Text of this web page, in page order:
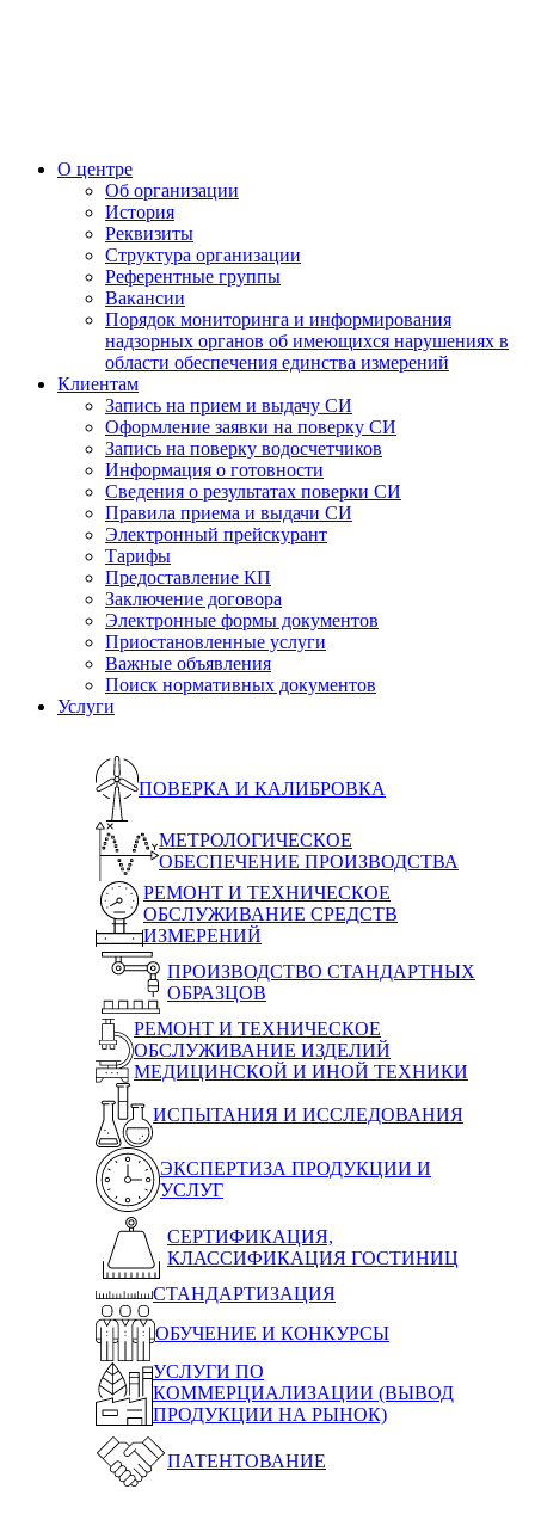
О центре
Об организации
История
Реквизиты
Структура организации
Референтные группы
Вакансии
Порядок мониторинга и информирования
надзорных органов об имеющихся нарушениях в
области обеспечения единства измерений
Клиентам
Запись на прием и выдачу СИ
Оформление заявки на поверку СИ
Запись на поверку водосчетчиков
Информация о готовности
Сведения о результатах поверки СИ
Правила приема и выдачи СИ
Электронный прейскурант
Тарифы
Предоставление КП
Заключение договора
Электронные формы документов
Приостановленные услуги
Важные объявления
Поиск нормативных документов
Услуги
ПОВЕРКА И КАЛИБРОВКА
МЕТРОЛОГИЧЕСКОЕ
ОБЕСПЕЧЕНИЕ ПРОИЗВОДСТВА
РЕМОНТ И ТЕХНИЧЕСКОЕ
ОБСЛУЖИВАНИЕ СРЕДСТВ
ИЗМЕРЕНИЙ
ПРОИЗВОДСТВО СТАНДАРТНЫХ
ОБРАЗЦОВ
РЕМОНТ И ТЕХНИЧЕСКОЕ
ОБСЛУЖИВАНИЕ ИЗДЕЛИЙ
МЕДИЦИНСКОЙ И ИНОЙ ТЕХНИКИ
ИСПЫТАНИЯ И ИССЛЕДОВАНИЯ
ЭКСПЕРТИЗА ПРОДУКЦИИ И
УСЛУГ
СЕРТИФИКАЦИЯ,
КЛАССИФИКАЦИЯ ГОСТИНИЦ
СТАНДАРТИЗАЦИЯ
ОБУЧЕНИЕ И КОНКУРСЫ
УСЛУГИ ПО
КОММЕРЦИАЛИЗАЦИИ (ВЫВОД
ПРОДУКЦИИ НА РЫНОК)
ПАТЕНТОВАНИЕ